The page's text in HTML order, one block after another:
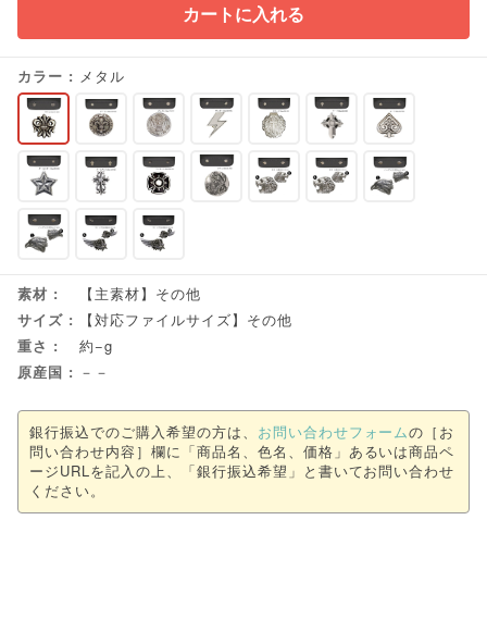
カートに入れる
カラー メタル
素材
【主素材】その他
サイズ
【対応ファイルサイズ】その他
重さ
約−g
原産国
－－
銀行振込でのご購入希望の方は、 お問い合わせフォームの［お
問い合わせ内容］欄に「商品名、色名、価格」あるいは商品ペ
ージURLを記入の上、「銀行振込希望」と書いてお問い合わせ
ください。